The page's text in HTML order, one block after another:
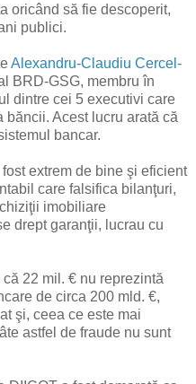
oricând să fie descoperit,
publici.
Alexandru-Claudiu Cercel-
BRD-GSG, membru în
dintre cei 5 executivi care
Acest lucru arată că
bancar.
extrem de bine şi eficient
care falsifica bilanţuri,
imobiliare
drept garanţii, lucrau cu
22 mil. € nu reprezintă
de circa 200 mld. €,
şi, ceea ce este mai
astfel de fraude nu sunt